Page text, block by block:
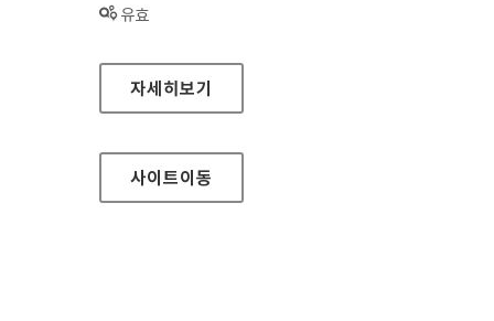
상태 :
유효
국가기후위기대응위원회
자세히보기
사이트이동